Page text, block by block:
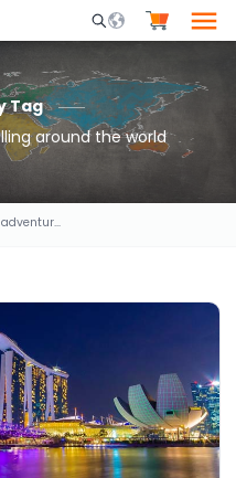
Mobile Search
Tag
around the world
marine-adventures-uae